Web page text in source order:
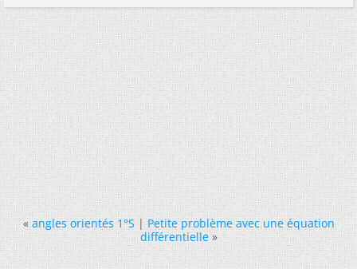
« angles orientés 1°S|Petite problème avec une équation
différentielle »